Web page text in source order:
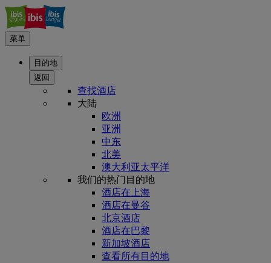
菜单
目的地
返回
查找酒店
大陆
欧洲
亚洲
中东
北美
澳大利亚太平洋
我们的热门目的地
酒店在上海
酒店在曼谷
北京酒店
酒店在巴黎
新加坡酒店
查看所有目的地